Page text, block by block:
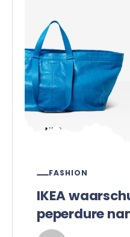
FASHION
IKEA
peperdure